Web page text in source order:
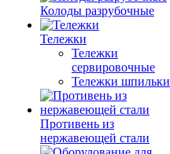
Колоды разрубочные
Тележки
Тележки
сервировочные
Тележки шпильки
Противень из
нержавеющей стали